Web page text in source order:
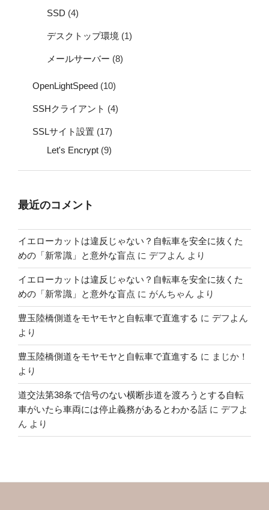
SSD (4)
デスクトップ環境 (1)
メールサーバー (8)
OpenLightSpeed (10)
SSHクライアント (4)
SSLサイト設置 (17)
Let's Encrypt (9)
最近のコメント
イエローカットは違反じゃない？自転車を安全に抜くた
めの「新常識」と意外な盲点 に デフよん より
イエローカットは違反じゃない？自転車を安全に抜くた
めの「新常識」と意外な盲点 に がんちゃん より
豊玉陸橋側道をモヤモヤと自転車で直進する に デフよん
より
豊玉陸橋側道をモヤモヤと自転車で直進する に まじか！
より
道交法第38条で信号のない横断歩道を渡ろうとする自転
車がいたら車両には停止義務があるとわかる話 に デフよ
ん より